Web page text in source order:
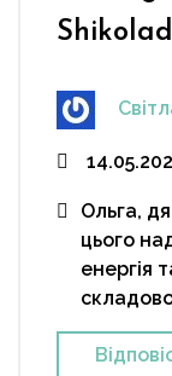
Shikolad
Ольга,
цього
енергія